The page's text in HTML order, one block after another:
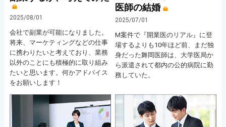
2025/08/01
会社で副業が可能になりました。
将来、マーケティングなどの仕事
に携わりたいと考えており、業務
以外のことにも積極的に取り組み
たいと思います。何かアドバイス
をお願いします！
医師の結婚
2025/07/01
M案件で『開業医のリアル』に登
場するよりも10年ほど前、まだ独
身だった舞岡医師は、大学医局か
ら派遣されて都内の公的病院に勤
務していた。